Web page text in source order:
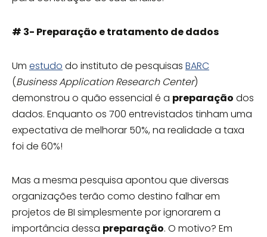
# 3- Preparação e tratamento de dados
Um estudo do instituto de pesquisas BARC
(Business Application Research Center)
demonstrou o quão essencial é a preparação dos
dados. Enquanto os 700 entrevistados tinham uma
expectativa de melhorar 50%, na realidade a taxa
foi de 60%!
Mas a mesma pesquisa apontou que diversas
organizações terão como destino falhar em
projetos de BI simplesmente por ignorarem a
importância dessa preparação. O motivo? Em